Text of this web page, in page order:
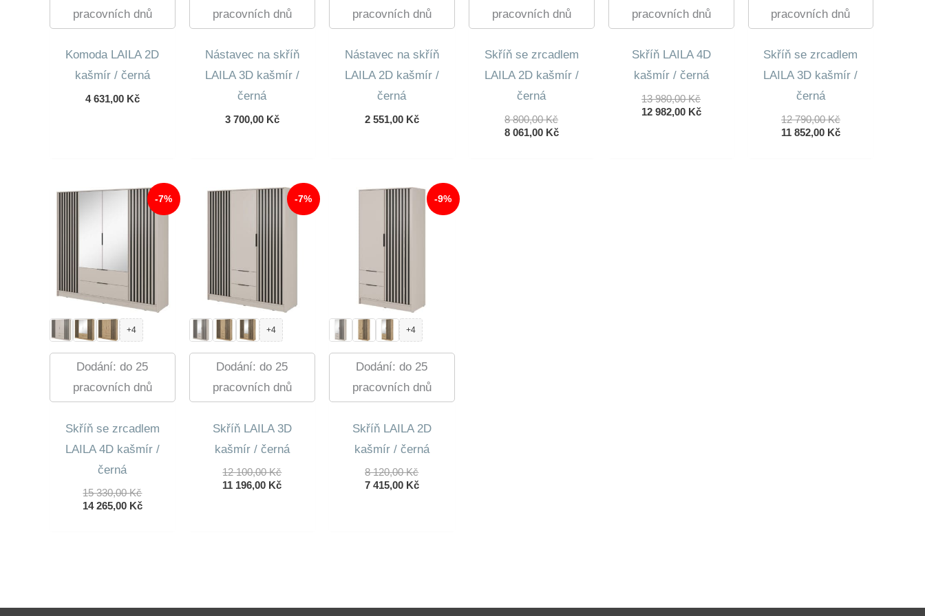
pracovních dnů
Komoda LAILA 2D
kašmír / černá
4 631,00 Kč
pracovních dnů
Nástavec na skříň
LAILA 3D kašmír /
černá
3 700,00 Kč
pracovních dnů
Nástavec na skříň
LAILA 2D kašmír /
černá
2 551,00 Kč
pracovních dnů
Skříň se zrcadlem
LAILA 2D kašmír /
černá
8 800,00KčPůvodní
Cena
8 061,00 KčAktuální
pracovních dnů
Skříň LAILA 4D
kašmír / černá
13 980,00KčPůvodní
Cena
12 982,00 KčAktuální
pracovních dnů
Skříň se zrcadlem
LAILA 3D kašmír /
černá
12 790,00KčPůvodní
Cena
11 852,00 KčAktuální
-7%
+4
Dodání: do 25
pracovních dnů
Skříň se zrcadlem
LAILA 4D kašmír /
černá
15 330,00KčPůvodní
Cena
14 265,00 KčAktuální
-7%
+4
Dodání: do 25
pracovních dnů
Skříň LAILA 3D
kašmír / černá
12 100,00KčPůvodní
Cena
11 196,00 KčAktuální
-9%
+4
Dodání: do 25
pracovních dnů
Skříň LAILA 2D
kašmír / černá
8 120,00KčPůvodní
Cena
7 415,00 KčAktuální